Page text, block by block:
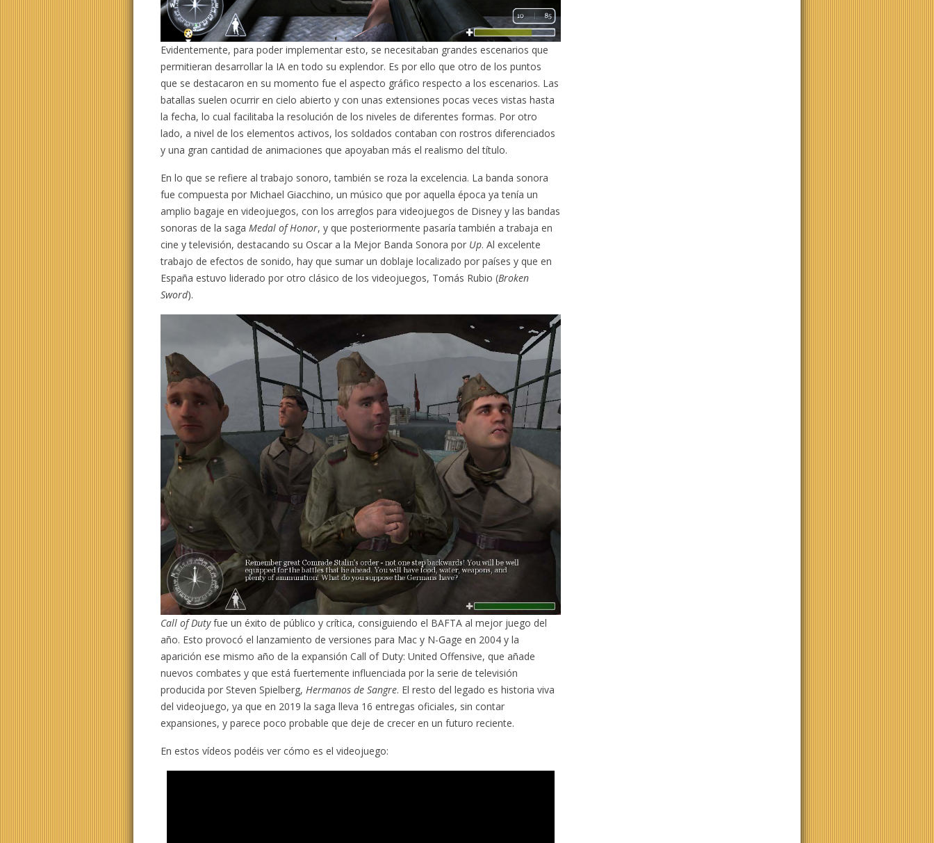
Evidentemente, para poder implementar esto, se necesitaban grandes escenarios que
permitieran desarrollar la IA en todo su explendor. Es por ello que otro de los puntos
que se destacaron en su momento fue el aspecto gráfico respecto a los escenarios. Las
batallas suelen ocurrir en cielo abierto y con unas extensiones pocas veces vistas hasta
la fecha, lo cual facilitaba la resolución de los niveles de diferentes formas. Por otro
lado, a nivel de los elementos activos, los soldados contaban con rostros diferenciados
y una gran cantidad de animaciones que apoyaban más el realismo del título.
En lo que se refiere al trabajo sonoro, también se roza la excelencia. La banda sonora
fue compuesta por Michael Giacchino, un músico que por aquella época ya tenía un
amplio bagaje en videojuegos, con los arreglos para videojuegos de Disney y las bandas
sonoras de la sagaMedal of Honor, y que posteriormente pasaría también a trabaja en
cine y televisión, destacando su Oscar a la Mejor Banda Sonora por Up. Al excelente
trabajo de efectos de sonido, hay que sumar un doblaje localizado por países y que en
España estuvo liderado por otro clásico de los videojuegos, Tomás Rubio (Broken
Sword).
Call of Dutyfue un éxito de público y crítica, consiguiendo el BAFTA al mejor juego del
año. Esto provocó el lanzamiento de versiones para Mac y N-Gage en 2004 y la
aparición ese mismo año de la expansión Call of Duty: United Offensive, que añade
nuevos combates y que está fuertemente influenciada por la serie de televisión
producida por Steven Spielberg,Hermanos de Sangre. El resto del legado es historia viva
del videojuego, ya que en 2019 la saga lleva 16 entregas oficiales, sin contar
expansiones, y parece poco probable que deje de crecer en un futuro reciente.
En estos vídeos podéis ver cómo es el videojuego: